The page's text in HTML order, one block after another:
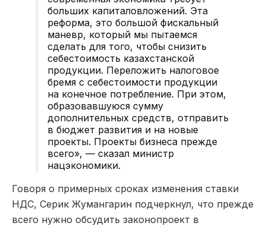
больших капиталовложений. Эта
реформа, это большой фискальный
маневр, который мы пытаемся
сделать для того, чтобы снизить
себестоимость казахстанской
продукции. Переложить налоговое
бремя с себестоимости продукции
на конечное потребление. При этом,
образовавшуюся сумму
дополнительных средств, отправить
в бюджет развития и на новые
проекты. Проекты бизнеса прежде
всего», — сказал министр
нацэкономики.
Говоря о примерных сроках изменения ставки
НДС, Серик Жумангарин подчеркнул, что прежде
всего нужно обсудить законопроект в